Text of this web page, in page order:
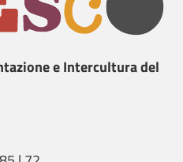
e Intercultura del